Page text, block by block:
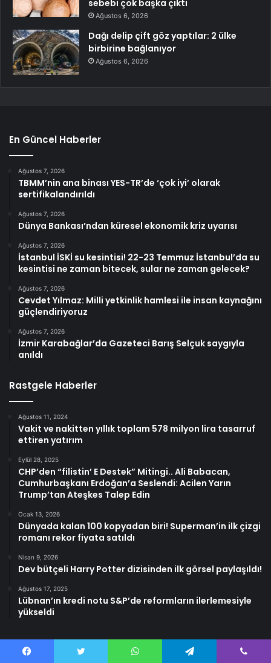
sebebi çok başka çıktı
Ağustos 6, 2026
Dağı delip çift göz yaptılar: 2 ülke
birbirine bağlanıyor
Ağustos 6, 2026
En Güncel Haberler
Ağustos 7, 2026
TBMM’nin ana binası YES-TR’de ‘çok iyi’ olarak
sertifikalandırıldı
Ağustos 7, 2026
Dünya Bankası’ndan küresel ekonomik kriz uyarısı
Ağustos 7, 2026
İstanbul İSKİ su kesintisi! 22-23 Temmuz İstanbul’da su
kesintisi ne zaman bitecek, sular ne zaman gelecek?
Ağustos 7, 2026
Cevdet Yılmaz: Milli yetkinlik hamlesi ile insan kaynağını
güçlendiriyoruz
Ağustos 7, 2026
İzmir Karabağlar’da Gazeteci Barış Selçuk saygıyla
anıldı
Rastgele Haberler
Ağustos 11, 2024
Vakit ve nakitten yıllık toplam 578 milyon lira tasarruf
ettiren yatırım
Eylül 28, 2025
CHP’den “filistin’ E Destek” Mitingi.. Ali Babacan,
Cumhurbaşkanı Erdoğan’a Seslendi: Acilen Yarın
Trump’tan Ateşkes Talep Edin
Ocak 13, 2026
Dünyada kalan 100 kopyadan biri! Superman’in ilk çizgi
romanı rekor fiyata satıldı
Nisan 9, 2026
Dev bütçeli Harry Potter dizisinden ilk görsel paylaşıldı!
Ağustos 17, 2025
Lübnan’ın kredi notu S&P’de reformların ilerlemesiyle
yükseldi